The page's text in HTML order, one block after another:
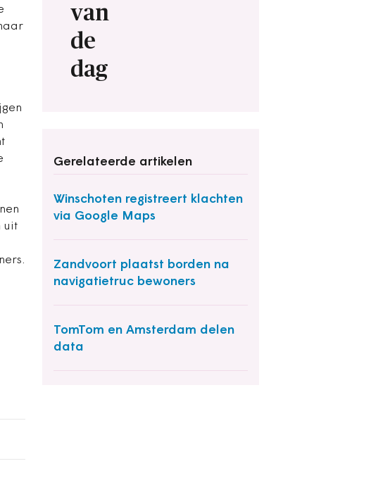
van
de
dag
Gerelateerde artikelen
Winschoten registreert klachten
via Google Maps
Zandvoort plaatst borden na
navigatietruc bewoners
TomTom en Amsterdam delen
data
uit